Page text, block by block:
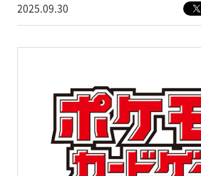
2025.09.30